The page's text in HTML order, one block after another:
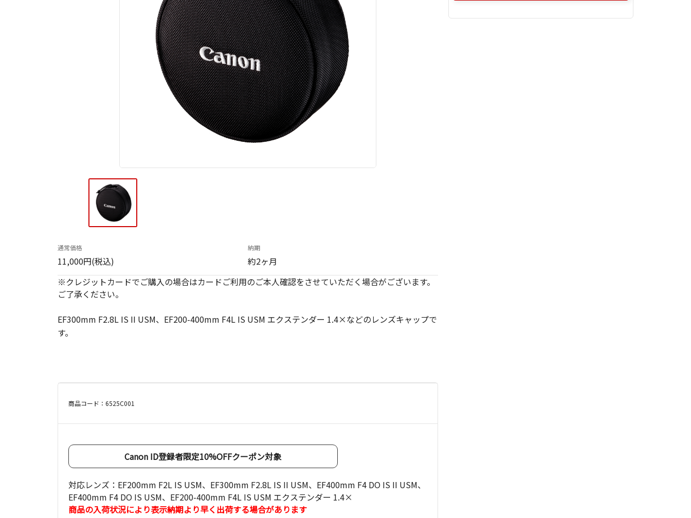
通常価格
11,000円(税込)
納期
約2ヶ月
※クレジットカードでご購入の場合はカードご利用のご本人確認をさせていただく場合がございます。
ご了承ください。
EF300mm F2.8L IS II USM、EF200-400mm F4L IS USM エクステンダー 1.4×などのレンズキャップで
す。
商品コード：6525C001
Canon ID登録者限定10%OFFクーポン対象
対応レンズ：EF200mm F2L IS USM、EF300mm F2.8L IS II USM、EF400mm F4 DO IS II USM、
EF400mm F4 DO IS USM、EF200-400mm F4L IS USM エクステンダー 1.4×
商品の入荷状況により表示納期より早く出荷する場合があります